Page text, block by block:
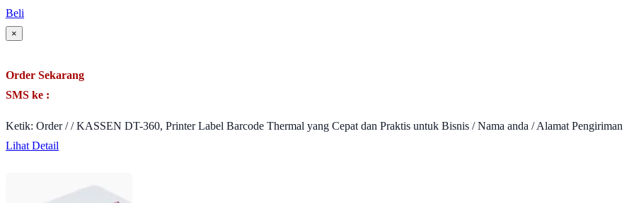
Beli
×
Order Sekarang
SMS ke :
Ketik: Order / / KASSEN DT-360, Printer Label Barcode Thermal yang Cepat dan Praktis untuk Bisnis / Nama anda / Alamat Pengiriman
Lihat Detail